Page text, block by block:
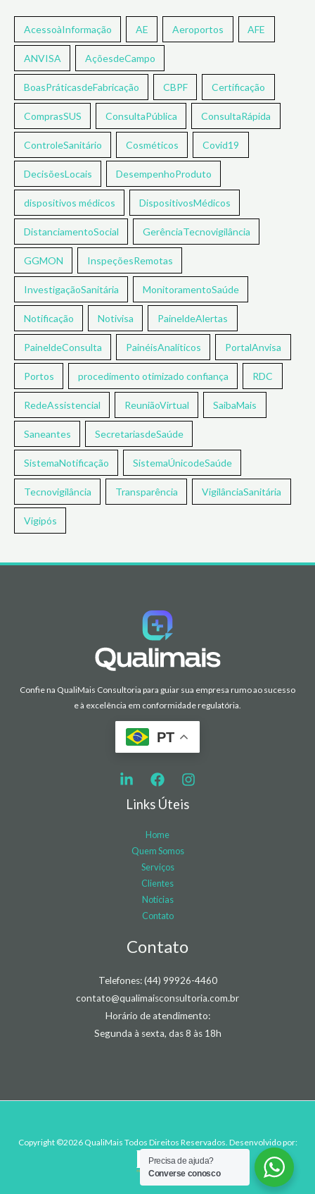
AcessoàInformação AE Aeroportos AFE
ANVISA AçõesdeCampo
BoasPráticasdeFabricação CBPF Certificação
ComprasSUS ConsultaPública ConsultaRápida
ControleSanitário Cosméticos Covid19
DecisõesLocais DesempenhoProduto
dispositivos médicos DispositivosMédicos
DistanciamentoSocial GerênciaTecnovigilância
GGMON InspeçõesRemotas
InvestigaçãoSanitária MonitoramentoSaúde
Notificação Notivisa PaineldeAlertas
PaineldeConsulta PainéisAnalíticos PortalAnvisa
Portos procedimento otimizado confiança RDC
RedeAssistencial ReuniãoVirtual SaibaMais
Saneantes SecretariasdeSaúde
SistemaNotificação SistemaÚnicodeSaúde
Tecnovigilância Transparência VigilânciaSanitária
Vigipós
Confie na QualiMais Consultoria para guiar sua empresa rumo ao sucesso
e à excelência em conformidade regulatória.
PT
Links Úteis
Home
Quem Somos
Serviços
Clientes
Notícias
Contato
Contato
Telefones: (44) 99926-4460
contato@qualimaisconsultoria.com.br
Horário de atendimento:
Segunda à sexta, das 8 às 18h
Copyright ©2026 QualiMais Todos Direitos Reservados. Desenvolvido por:
Precisa de ajuda?
Converse conosco